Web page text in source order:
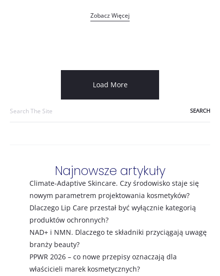
Zobacz Więcej
Load More
Najnowsze artykuły
Climate-Adaptive Skincare. Czy środowisko staje się
nowym parametrem projektowania kosmetyków?
Dlaczego Lip Care przestał być wyłącznie kategorią
produktów ochronnych?
NAD+ i NMN. Dlaczego te składniki przyciągają uwagę
branży beauty?
PPWR 2026 – co nowe przepisy oznaczają dla
właścicieli marek kosmetycznych?